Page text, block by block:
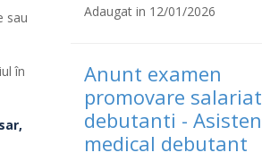
sau
în
Adaugat in 12/01/2026
Anunt examen
promovare
debutanti -
medical debutant